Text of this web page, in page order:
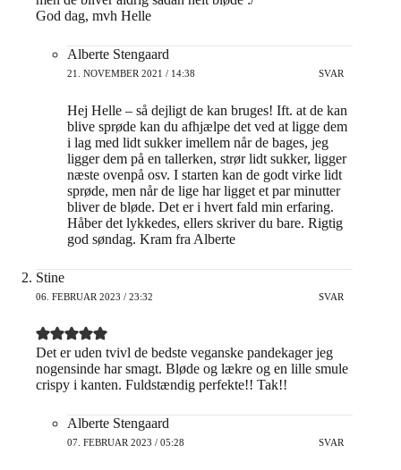
God dag, mvh Helle
Alberte Stengaard
21. NOVEMBER 2021 / 14:38 SVAR
Hej Helle – så dejligt de kan bruges! Ift. at de kan
blive sprøde kan du afhjælpe det ved at ligge dem
i lag med lidt sukker imellem når de bages, jeg
ligger dem på en tallerken, strør lidt sukker, ligger
næste ovenpå osv. I starten kan de godt virke lidt
sprøde, men når de lige har ligget et par minutter
bliver de bløde. Det er i hvert fald min erfaring.
Håber det lykkedes, ellers skriver du bare. Rigtig
god søndag. Kram fra Alberte
Stine
06. FEBRUAR 2023 / 23:32 SVAR
Det er uden tvivl de bedste veganske pandekager jeg
nogensinde har smagt. Bløde og lækre og en lille smule
crispy i kanten. Fuldstændig perfekte!! Tak!!
Alberte Stengaard
07. FEBRUAR 2023 / 05:28 SVAR